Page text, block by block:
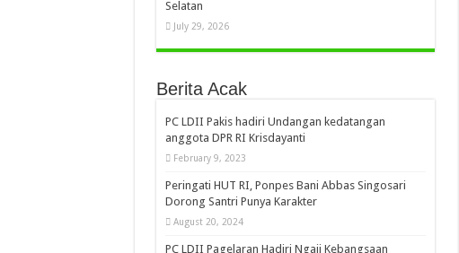
Selatan
July 29, 2026
Berita Acak
PC LDII Pakis hadiri Undangan kedatangan
anggota DPR RI Krisdayanti
February 9, 2023
Peringati HUT RI, Ponpes Bani Abbas Singosari
Dorong Santri Punya Karakter
August 20, 2024
PC LDII Pagelaran Hadiri Ngaji Kebangsaan